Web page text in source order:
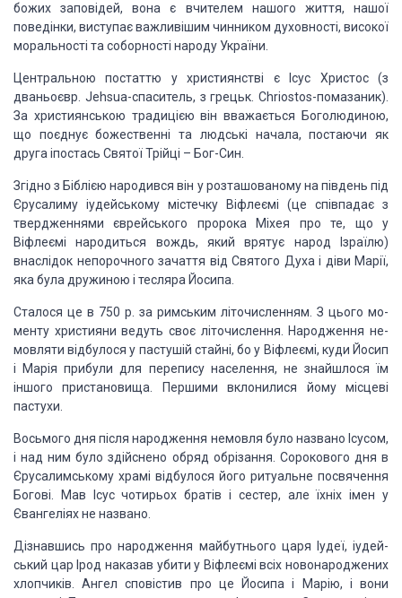
божих заповідей, вона є вчителем нашого життя, нашої
поведінки, виступає важливішим чинником духо­вності, високої
моральності та соборності народу України.
Центральною постаттю ухристиянстві є Ісус Христос(з
дваньоєвр. Jehsua-спаситель, з грецьк. Chriostos-помазаник).
Зa християнською традицією він вважається Боголюдиною,
що поєднує божественні та людські начала, постаючи як
друга іпостась Святої Трійці – Бог-Син.
Згідно з Біблією народився він у розташованому на південь під
Єрусалиму іудейському містечку Віфлеємі (це співпадає з
твердженнями єврейського пророка Міхея про те, що у
Віфлеємі народиться вождь, який врятує народ Ізраїлю)
внаслідок непорочного зачаття від Святого Духа і діви Марії,
яка була дружиною і тесляра Йосипа.
Сталося це в 750 р. за римським літочисленням. З цього мо­
менту християни ведуть своє літочислення. Народження не­
мовляти відбулося у пастушій стайні, бо у Віфлеємі, куди Йосип
і Марія прибули для перепису населення, не знайшлося їм
іншого пристановища. Першими вклонилися йому місцеві
пастухи.
Восьмого дня після народження немовля було названо Ісусом,
і над ним було здійснено обряд обрізання. Сорокового дня в
Єрусалимському храмі відбулося його ритуальне посвячення
Богові. Мав Ісусчотирьох братів і сестер, але їхніх імен у
Євангеліях не названо.
Дізнавшись про народження майбутнього царя Іудеї, іудей­
ський цар Ірод наказав убити у Віфлеємі всіх новонароджених
хлопчиків. Ангел сповістив про це Йосипа і Марію, і вони